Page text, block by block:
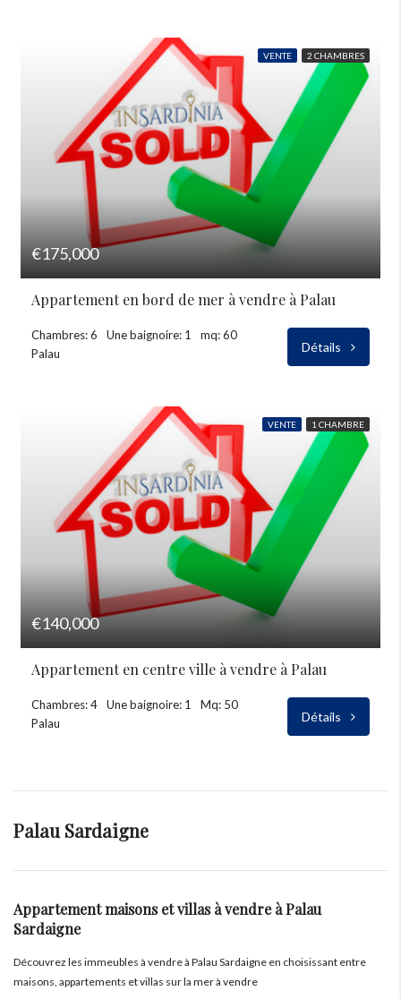
VENTE 2 CHAMBRES
€175,000
Appartement en bord de mer à vendre à Palau
Chambres: 6 Une baignoire: 1
mq: 60
Palau
Détails
VENTE 1 CHAMBRE
€140,000
Appartement en centre ville à vendre à Palau
Chambres: 4 Une baignoire: 1
Mq: 50
Palau
Détails
Palau Sardaigne
Appartement maisons et villas à vendre à Palau
Sardaigne
Découvrez les immeubles à vendre à Palau Sardaigne en choisissant entre
maisons, appartements et villas sur la mer à vendre